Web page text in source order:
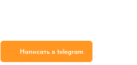
Написать в telegram